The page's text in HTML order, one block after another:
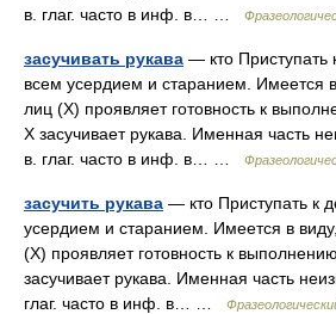
в. глаг. часто в инф. в… …
засучивать рукава — кто Приступать
всем усердием и старанием. Имеется
лиц (Х) проявляет готовность к
Х засучивает рукава. Именная часть
в. глаг. часто в инф. в… …
засучить рукава — кто Приступать к
усердием и старанием. Имеется в
(Х) проявляет готовность к
засучивает рукава. Именная часть
глаг. часто в инф. в… …